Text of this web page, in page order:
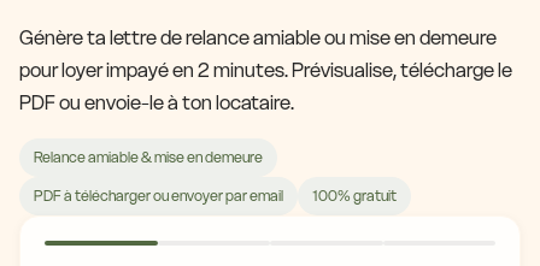
Génère ta lettre de relance amiable ou mise en demeure
pour loyer impayé en 2 minutes. Prévisualise, télécharge le
PDF ou envoie-le à ton locataire.
Relance amiable & mise en demeure
PDF à télécharger ou envoyer par email 100% gratuit